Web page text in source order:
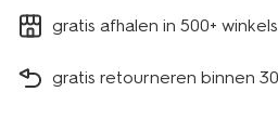
gratis afhalen in 500+
gratis retourneren binnen